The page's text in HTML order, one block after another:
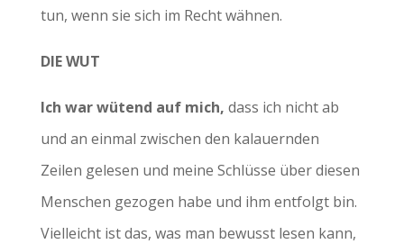
tun, wenn sie sich im Recht wähnen.
DIE WUT
Ich war wütend auf mich, dass ich nicht ab
und an einmal zwischen den kalauernden
Zeilen gelesen und meine Schlüsse über diesen
Menschen gezogen habe und ihm entfolgt bin.
Vielleicht ist das, was man bewusst lesen kann,